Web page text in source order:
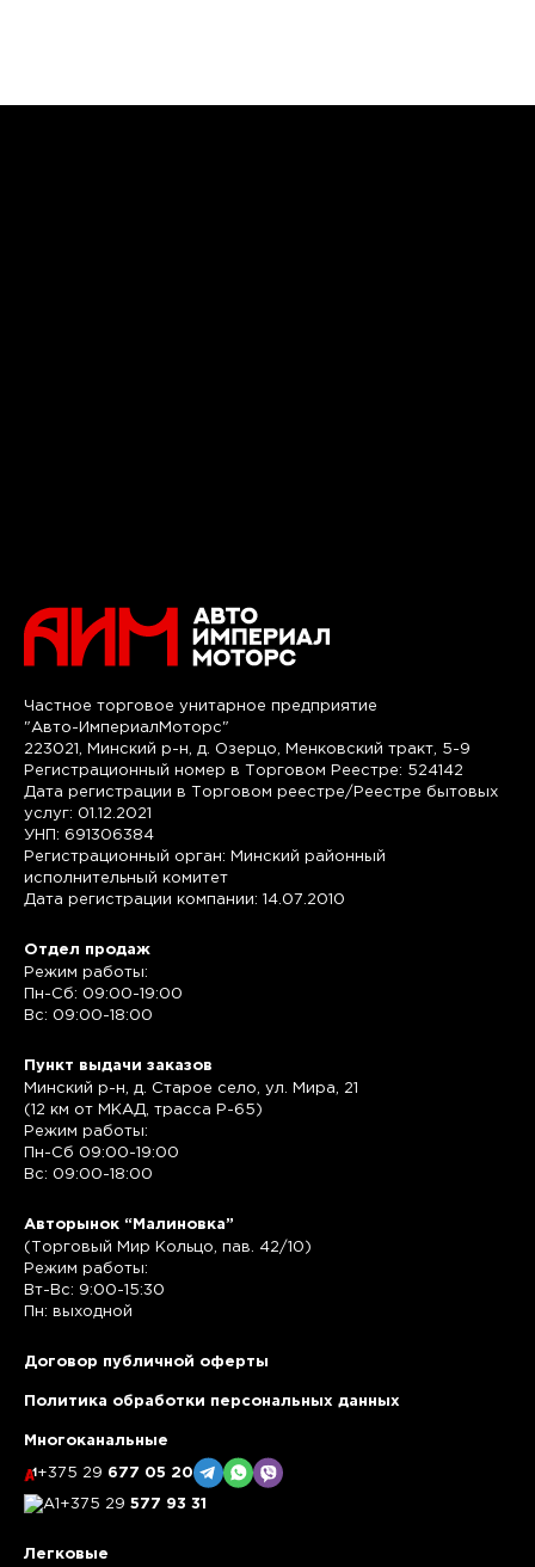
Частное торговое унитарное предприятие
"Авто-ИмпериалМоторс"
223021, Минский р-н, д. Озерцо, Менковский тракт, 5-9
Регистрационный номер в Торговом Реестре: 524142
Дата регистрации в Торговом реестре/Реестре бытовых
услуг: 01.12.2021
УНП: 691306384
Регистрационный орган: Минский районный
исполнительный комитет
Дата регистрации компании: 14.07.2010
Отдел продаж
Режим работы:
Пн-Сб: 09:00-19:00
Вс: 09:00-18:00
Пункт выдачи заказов
Минский р-н, д. Старое село, ул. Мира, 21
(12 км от МКАД, трасса P-65)
Режим работы:
Пн-Сб 09:00-19:00
Вс: 09:00-18:00
Авторынок “Малиновка”
(Торговый Мир Кольцо, пав. 42/10)
Режим работы:
Вт-Вс: 9:00-15:30
Пн: выходной
Договор публичной оферты
Политика обработки персональных данных
Многоканальные
+375 29 677 05 20
+375 29 577 93 31
Легковые